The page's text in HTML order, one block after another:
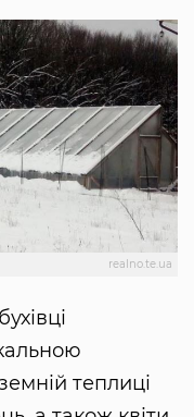
realno.te.ua
теплиці